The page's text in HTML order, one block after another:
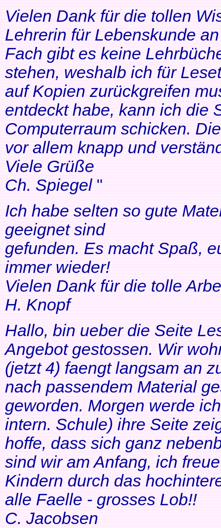
Vielen Dank für die tollen
Lehrerin für Lebenskunde
Fach gibt es keine
stehen, weshalb ich für
auf Kopien zurückgreifen
entdeckt habe, kann ich die
Computerraum schicken.
vor allem knapp und
Viele Grüße
Ch. Spiegel"
Ich habe selten so gute
geeignet sind
gefunden. Es macht Spaß,
immer wieder!
Vielen Dank für die tolle
H. Knopf
Hallo, bin ueber die Seite
Angebot gestossen. Wir
(jetzt 4) faengt langsam an
nach passendem Material
geworden. Morgen werde
intern. Schule) ihre Seite
hoffe, dass sich ganz
sind wir am Anfang, ich
Kindern durch das
alle Faelle - grosses Lob!!
C. Jacobsen